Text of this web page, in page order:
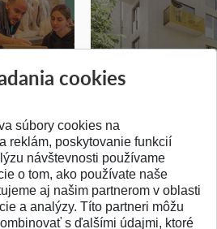
Pridané 03.07.2026
SPÄŤ NA VRCH
cookies
súbory cookies na
reklám, poskytovanie funkcií
návštevnosti používame
o tom, ako používate naše
aj našim partnerom v oblasti
a analýzy. Títo partneri môžu
s ďalšími údajmi, ktoré